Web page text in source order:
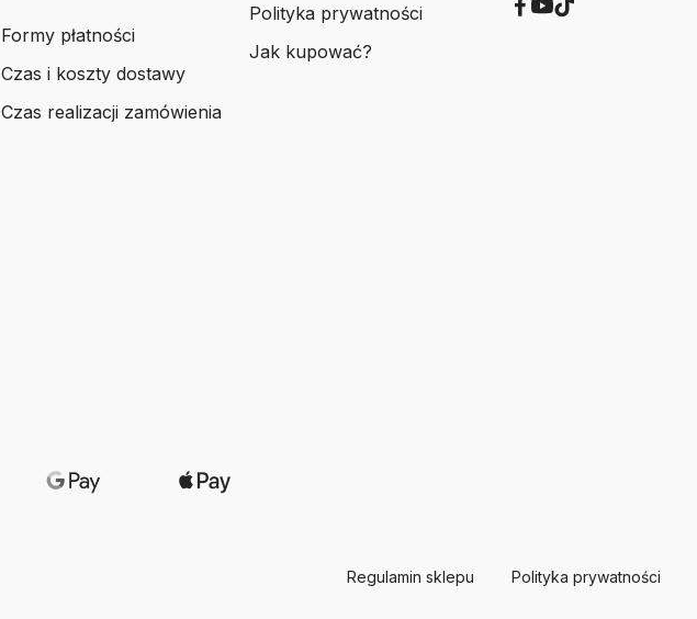
Formy płatności
Czas i koszty dostawy
Czas realizacji zamówienia
Polityka prywatności
Jak kupować?
Regulamin sklepu Polityka prywatności